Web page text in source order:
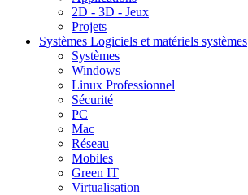
2D - 3D - Jeux
Projets
Systèmes Logiciels et matériels systèmes
Systèmes
Windows
Linux Professionnel
Sécurité
PC
Mac
Réseau
Mobiles
Green IT
Virtualisation